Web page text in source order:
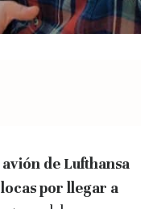
avión de Lufthansa
por llegar a